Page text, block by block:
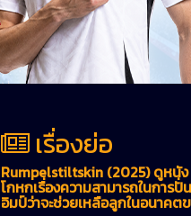
เรื่องย่อ
Rumpelstiltskin (2025) ดูหนัง
โกหกเรื่องความสามารถในการ
อิมป์ว่าจะช่วยเหลือลูกในอนาค